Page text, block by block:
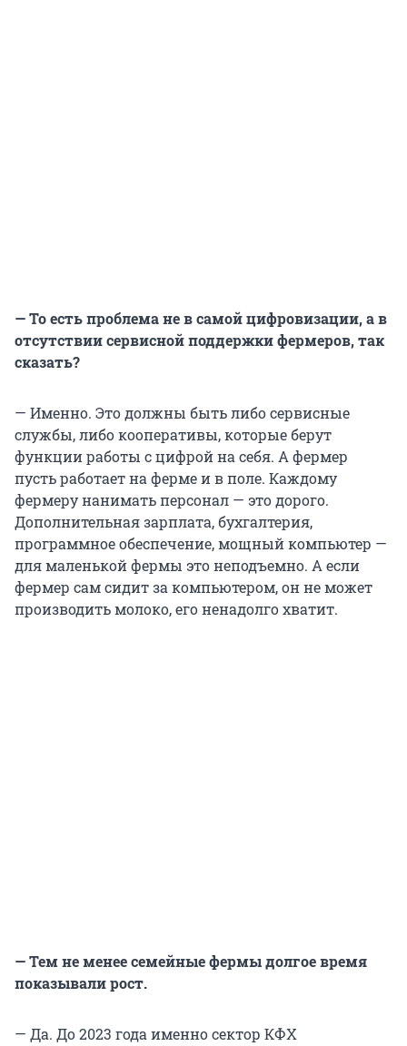
— То есть проблема не в самой цифровизации, а в
отсутствии сервисной поддержки фермеров, так
сказать?
— Именно. Это должны быть либо сервисные
службы, либо кооперативы, которые берут
функции работы с цифрой на себя. А фермер
пусть работает на ферме и в поле. Каждому
фермеру нанимать персонал — это дорого.
Дополнительная зарплата, бухгалтерия,
программное обеспечение, мощный компьютер —
для маленькой фермы это неподъемно. А если
фермер сам сидит за компьютером, он не может
производить молоко, его ненадолго хватит.
— Тем не менее семейные фермы долгое время
показывали рост.
— Да. До 2023 года именно сектор КФХ